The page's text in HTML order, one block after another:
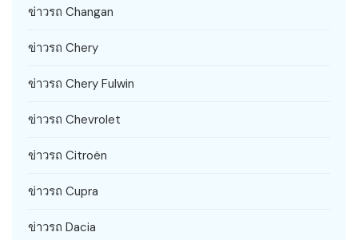
ข่าวรถ Changan
ข่าวรถ Chery
ข่าวรถ Chery Fulwin
ข่าวรถ Chevrolet
ข่าวรถ Citroën
ข่าวรถ Cupra
ข่าวรถ Dacia